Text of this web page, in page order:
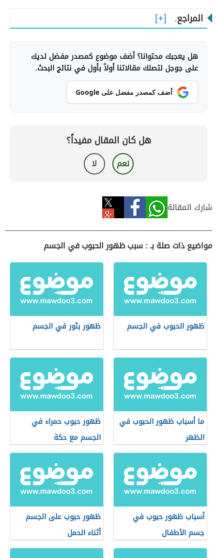
المراجع.
هل يعجبك محتوانا؟ أضف موضوع كمصدر مفضل لديك
على جوجل لتصلك مقالاتنا أولاً بأول في نتائج البحث.
أضف كمصدر مفضل على Google
هل كان المقال مفيداً؟
نعم لا
شارك المقالة
مواضيع ذات صلة بـ : سبب ظهور الحبوب في الجسم
ظهور الحبوب في الجسم ظهور بثور في الجسم
ما أسباب ظهور الحبوب في
الظهر
ظهور حبوب حمراء في
الجسم مع حكة
أسباب ظهور حبوب في
جسم الأطفال
ظهور حبوب على الجسم
أثناء الحمل